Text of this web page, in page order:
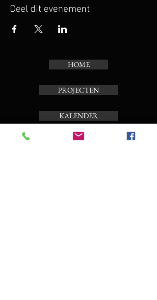
Deel dit evenement
HOME
PROJECTEN
KALENDER
TOERBEIAARD